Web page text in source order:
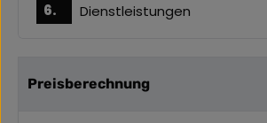
6. Dienstleistungen
Preisberechnung